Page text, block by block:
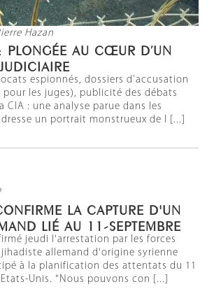
Hazan
PLONGÉE AU CŒUR D’UN
espionnés, dossiers d’accusation
pour les juges), publicité des débats
CIA : une analyse parue dans les
un portrait monstrueux de l [...]
LA CAPTURE D'UN
LIÉ AU 11-SEPTEMBRE
jeudi l'arrestation par les forces
allemand d'origine syrienne
à la planification des attentats du 11
Unis. "Nous pouvons con [...]